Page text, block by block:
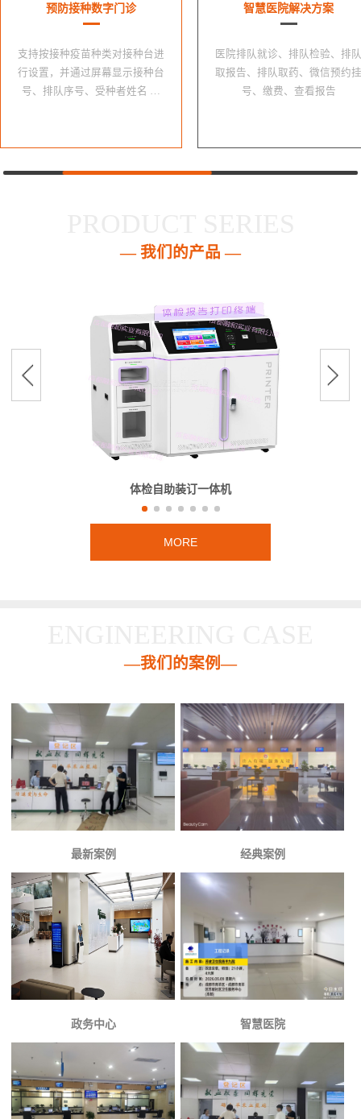
预防接种数字门诊
支持按接种疫苗种类对接种台进
行设置，并通过屏幕显示接种台
号、排队序号、受种者姓名 …
智慧医院解决方案
医院排队就诊、排队检验、排队
取报告、排队取药、微信预约挂
号、缴费、查看报告
— 我们的产品 —
体检自助装订一体机
MORE
—我们的案例—
最新案例 经典案例
政务中心 智慧医院